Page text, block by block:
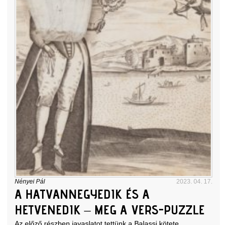
Nényei Pál 2023. 04. 17.
A HATVANNEGYEDIK ÉS A
HETVENEDIK – MEG A VERS-PUZZLE